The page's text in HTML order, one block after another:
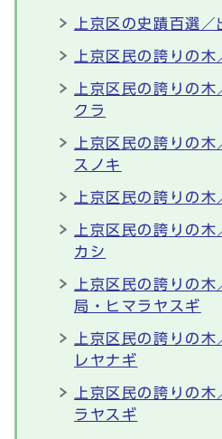
上京区の史蹟百選
上京区民の誇りの
上京区民の誇りの
クラ
上京区民の誇りの
スノキ
上京区民の誇りの
上京区民の誇りの
カシ
上京区民の誇りの
局・ヒマラヤスギ
上京区民の誇りの
レヤナギ
上京区民の誇りの
ラヤスギ